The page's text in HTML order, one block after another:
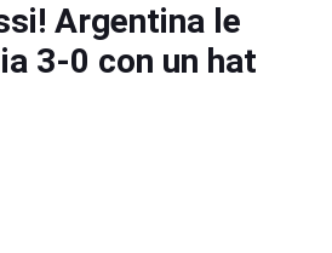
Argentina le
3-0 con un hat